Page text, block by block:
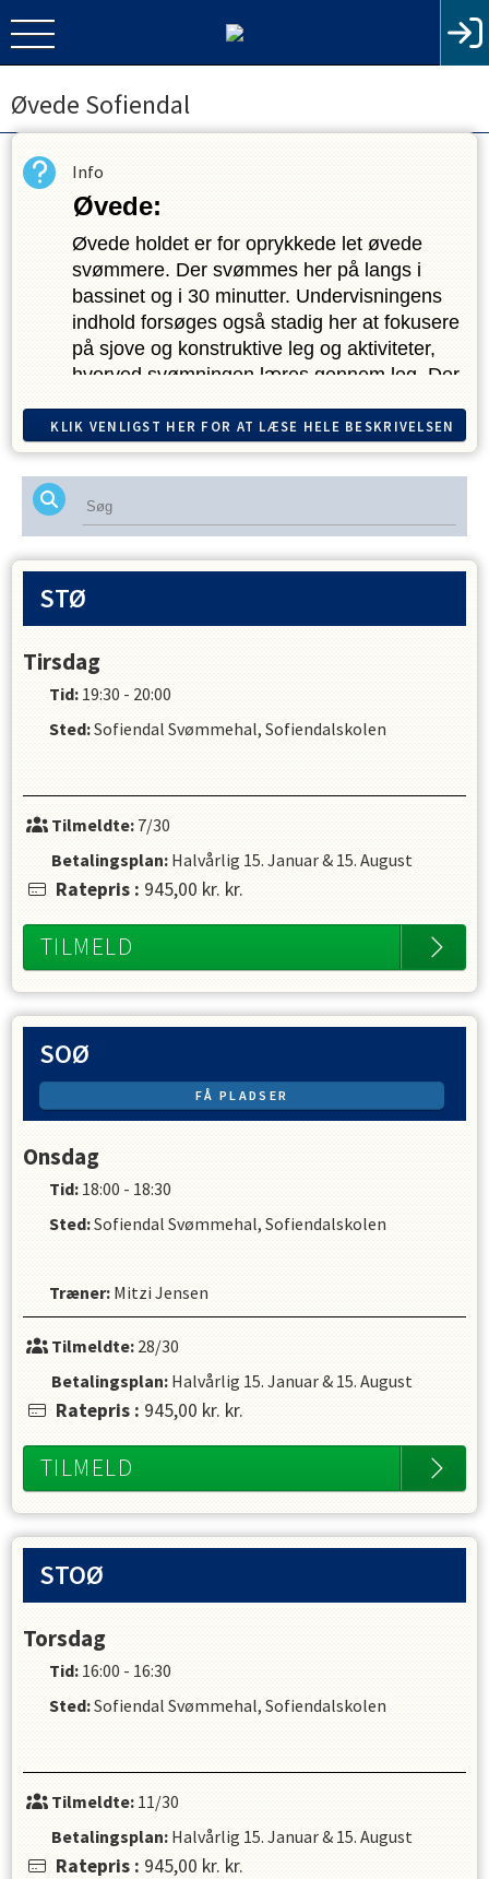
Øvede Sofiendal
Info
Øvede:
Øvede holdet er for oprykkede let øvede
svømmere. Der svømmes her på langs i
bassinet og i 30 minutter. Undervisningens
indhold forsøges også stadig her at fokusere
på sjove og konstruktive leg og aktiviteter,
hvorved svømningen læres gennem leg. Der
færdigheder i rygcrawl, brystsvømning, crawl
svømning og butterfly. Desuden er der
løbende temauger, hvor der fokuseres på
udspring, vandpolo og livredning.
Mål for undervisningen:
- Dykke og samle ting op fra dybt vand
- Effektiv vejrtrækning i crawl og bryst
- Koordination af vejrtrækning med arm- og
benbevægelser
- Saltovendinger
KLIK VENLIGST HER FOR AT LÆSE HELE BESKRIVELSEN
STØ
Tirsdag
Tid: 19:30 - 20:00
Sted:Sofiendal Svømmehal, Sofiendalskolen
Tilmeldte:7/30
Betalingsplan: Halvårlig 15. Januar& 15. August
Ratepris : 945,00 kr. kr.
TILMELD
SOØ
FÅ PLADSER
Onsdag
Tid: 18:00 - 18:30
Sted:Sofiendal Svømmehal, Sofiendalskolen
Træner: Mitzi Jensen
Tilmeldte:28/30
Betalingsplan: Halvårlig 15. Januar& 15. August
Ratepris : 945,00 kr. kr.
TILMELD
STOØ
Torsdag
Tid: 16:00 - 16:30
Sted:Sofiendal Svømmehal, Sofiendalskolen
Tilmeldte:11/30
Betalingsplan: Halvårlig 15. Januar& 15. August
Ratepris : 945,00 kr. kr.